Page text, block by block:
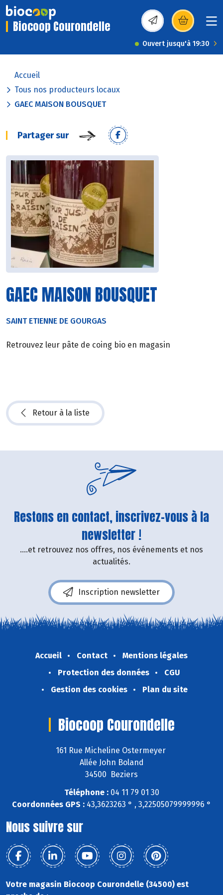
Biocoop Courondelle (s’ouvre dans une
Ouvert jusqu'à 19:30
Accueil
Tous nos producteurs locaux
GAEC MAISON BOUSQUET
Partager sur
GAEC MAISON BOUSQUET
SAINT ETIENNE DE GOURGAS
Retrouvez leur pâte de coing bio en magasin
Retour à la liste
Restons en contact, inscrivez-vous à la
newsletter !
....et retrouvez nos offres, nos événements et nos
actualités.
Inscription newsletter
Accueil Contact
Mentions légales
Protection des données
CGU
Gestion des cookies
Plan du site
Biocoop Courondelle
161 Rue Micheline Ostermeyer
Allée John Boland
34500 Beziers
Téléphone :04 11 79 01 30
Coordonnées GPS : 43,3623263 ° , 3,22505079999996 °
Nous suivre sur
Votre magasin Biocoop Courondelle (34500) est